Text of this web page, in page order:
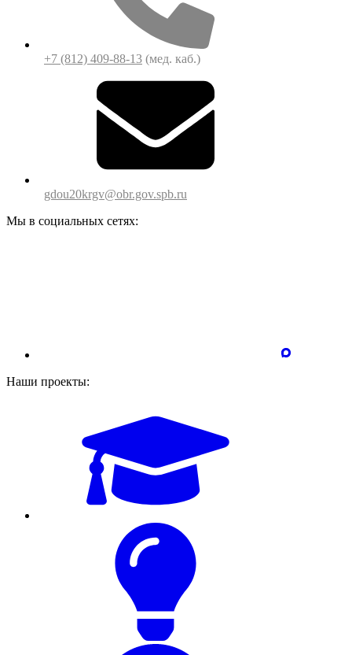
+7 (812) 409-88-13 (мед. каб.)
gdou20krgv@obr.gov.spb.ru
Мы в социальных сетях:
Наши проекты: